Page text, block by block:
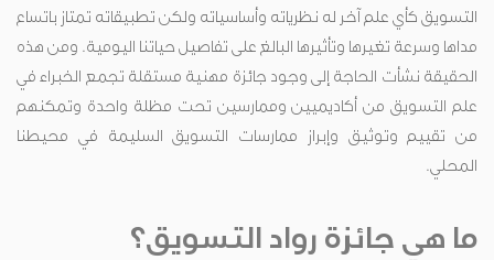
التسويق كأي علم آخر له نظرياته وأساسياته ولكن تطبيقاته تمتاز باتساع
مداها وسرعة تغيرها وتأثيرها البالغ على تفاصيل حياتنا اليومية. ومن هذه
الحقيقة نشأت الحاجة إلى وجود جائزة مهنية مستقلة تجمع الخبراء في
علم التسويق من أكاديميين وممارسين تحت مظلة واحدة وتمكنهم
من تقييم وتوثيق وإبراز ممارسات التسويق السليمة في محيطنا
المحلي.
ما هي جائزة رواد التسويق؟